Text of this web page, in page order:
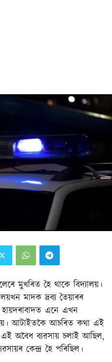
মুখৰিত হৈ থাকে বিদ্যালয়।
মাদক দ্ৰব্য তৈয়াৰৰ
হায়দৰাবাদত এনে এখন
আটাইতকৈ আচৰিত কথা এই
এই অবৈধ ব্যৱসায় চলাই আছিল,
কেন্দ্ৰ হৈ পৰিছিল।